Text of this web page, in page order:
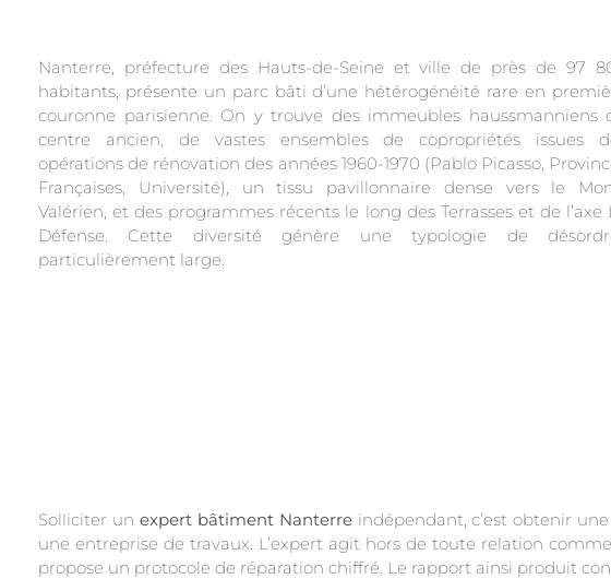
Nanterre, préfecture des Hauts-de-Seine et ville de près de 97
habitants, présente un parc bâti d’une hétérogénéité rare en
couronne parisienne. On y trouve des immeubles haussmanniens
centre ancien, de vastes ensembles de copropriétés issues
opérations de rénovation des années 1960-1970 (Pablo Picasso,
Françaises, Université), un tissu pavillonnaire dense vers le
Valérien, et des programmes récents le long des Terrasses et de l’axe
Défense. Cette diversité génère une typologie de
particulièrement large.
Solliciter un expert bâtiment Nanterreindépendant, c’est obtenir
une entreprise de travaux. L’expert agit hors de toute relation
propose un protocole de réparation chiffré. Le rapport ainsi produit